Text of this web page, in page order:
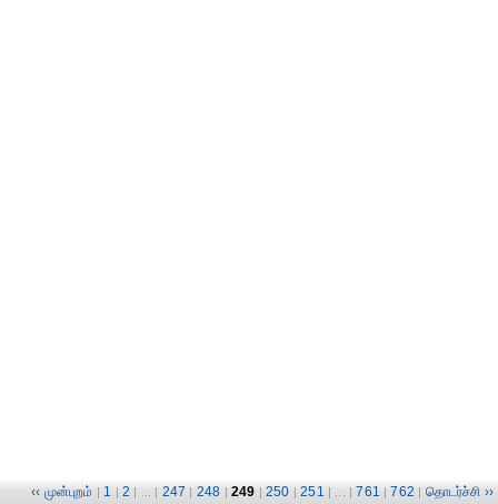
‹‹ முன்புறம் | 1 | 2 | ... | 247 | 248 | 249 | 250 | 251 | ... | 761 | 762 | தொடர்ச்சி ››